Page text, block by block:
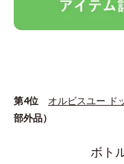
第4位 オルビスユー ド
部外品）
ボト